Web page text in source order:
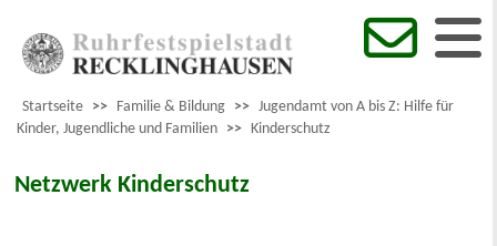
Startseite >> Familie & Bildung >> Jugendamt von A bis Z: Hilfe für
Kinder, Jugendliche und Familien >> Kinderschutz
Netzwerk Kinderschutz